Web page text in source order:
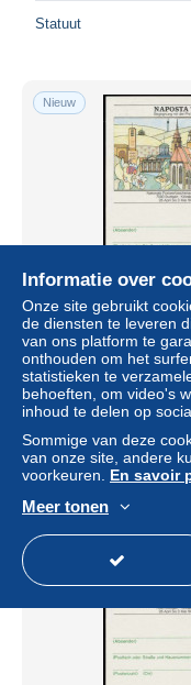
Statuut
Nieuw
BRD ATM1-010
Statuut
Nieuw
Informatie over
Onze site gebruikt
de diensten te leveren
van ons platform te
onthouden om het
statistieken te
behoeften, om video's
inhoud te delen op
Sommige van deze
van onze site, andere
voorkeuren. En savoir
Meer tonen